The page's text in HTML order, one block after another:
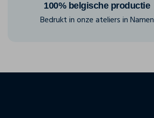
100% belgische productie
Bedrukt in onze ateliers in Namen